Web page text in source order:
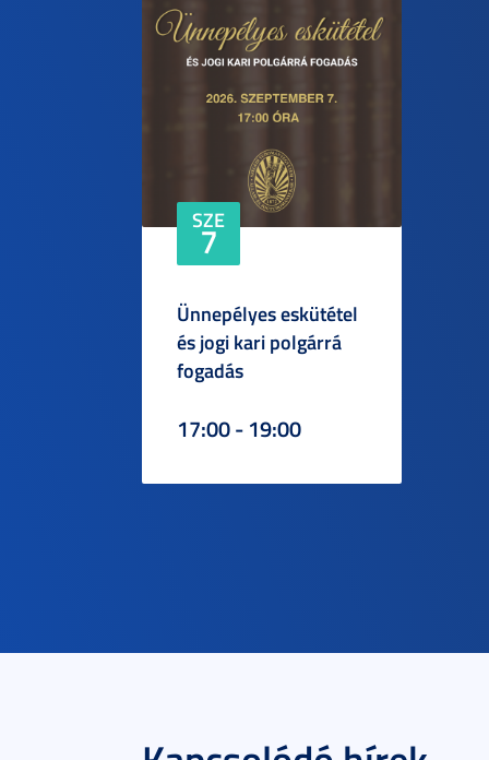
SZE
7
Ünnepélyes eskütétel
és jogi kari polgárrá
fogadás
17:00 - 19:00